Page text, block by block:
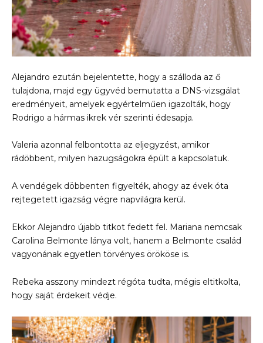
Alejandro ezután bejelentette, hogy a szálloda az ő
tulajdona, majd egy ügyvéd bemutatta a DNS-vizsgálat
eredményeit, amelyek egyértelműen igazolták, hogy
Rodrigo a hármas ikrek vér szerinti édesapja.
Valeria azonnal felbontotta az eljegyzést, amikor
rádöbbent, milyen hazugságokra épült a kapcsolatuk.
A vendégek döbbenten figyelték, ahogy az évek óta
rejtegetett igazság végre napvilágra kerül.
Ekkor Alejandro újabb titkot fedett fel. Mariana nemcsak
Carolina Belmonte lánya volt, hanem a Belmonte család
vagyonának egyetlen törvényes örököse is.
Rebeka asszony mindezt régóta tudta, mégis eltitkolta,
hogy saját érdekeit védje.